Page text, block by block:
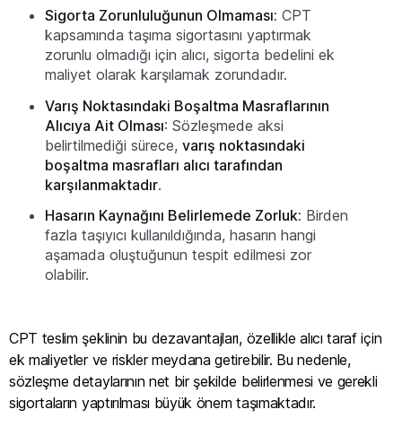
Sigorta Zorunluluğunun Olmaması: CPT
kapsamında taşıma sigortasını yaptırmak
zorunlu olmadığı için alıcı, sigorta bedelini ek
maliyet olarak karşılamak zorundadır.
Varış Noktasındaki Boşaltma Masraflarının
Alıcıya Ait Olması: Sözleşmede aksi
belirtilmediği sürece, varış noktasındaki
boşaltma masrafları alıcı tarafından
karşılanmaktadır.
Hasarın Kaynağını Belirlemede Zorluk: Birden
fazla taşıyıcı kullanıldığında, hasarın hangi
aşamada oluştuğunun tespit edilmesi zor
olabilir.
CPT teslim şeklinin bu dezavantajları, özellikle alıcı taraf için
ek maliyetler ve riskler meydana getirebilir. Bu nedenle,
sözleşme detaylarının net bir şekilde belirlenmesi ve gerekli
sigortaların yaptırılması büyük önem taşımaktadır.